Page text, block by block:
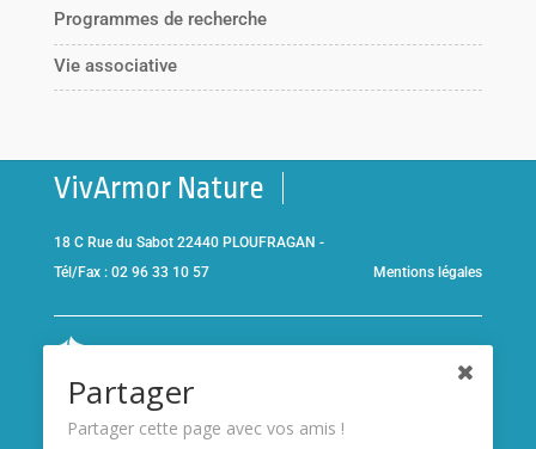
Programmes de recherche
Vie associative
VivArmor Nature
18 C Rue du Sabot 22440 PLOUFRAGAN -
Tél/Fax : 02 96 33 10 57
Mentions légales
Brieucet adhérent de l’association
Partager
Partager cette page avec vos amis !